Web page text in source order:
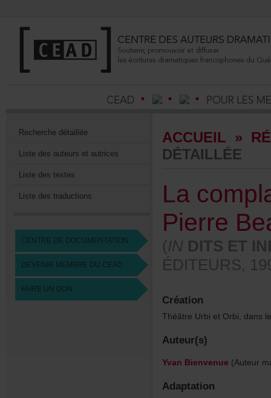
Recherchedétaillée
Listedesauteursetautrices
Listedestextes
Listedestraductions
CENTREDEDOCUMENTATION
DEVENIRMEMBREDUCEAD
FAIREUNDON
ACCUEIL »
DÉTAILLÉE
(IN
Création
Auteur(s)
YvanBienvenue
Adaptation